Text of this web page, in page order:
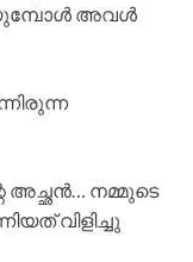
അവൾ
അച്ഛൻ… നമ്മുടെ
വിളിച്ചു